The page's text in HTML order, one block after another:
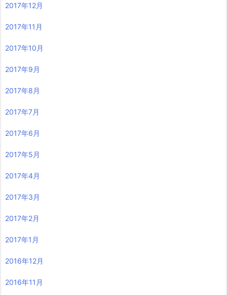
2017年12月
2017年11月
2017年10月
2017年9月
2017年8月
2017年7月
2017年6月
2017年5月
2017年4月
2017年3月
2017年2月
2017年1月
2016年12月
2016年11月